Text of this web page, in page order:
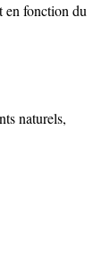
en fonction du
naturels,